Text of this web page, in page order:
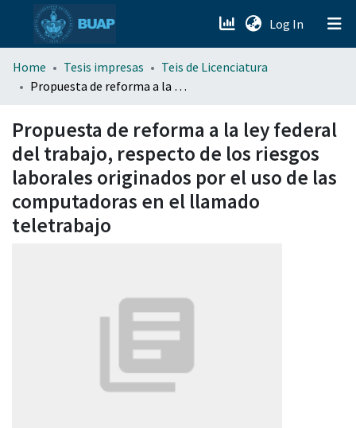
Log In (current)
menu.section.about_menu
Home Tesis impresas
Teis de Licenciatura
Propuesta de reforma a la ley federal del trabajo, respecto de los riesgos laborales originados por el uso de las computadoras en el llamado teletrabajo
Propuesta de reforma a la ley federal
del trabajo, respecto de los riesgos
laborales originados por el uso de las
computadoras en el llamado
teletrabajo